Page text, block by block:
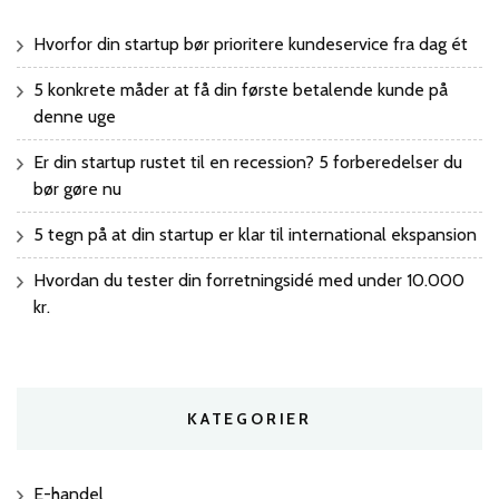
Hvorfor din startup bør prioritere kundeservice fra dag ét
5 konkrete måder at få din første betalende kunde på
denne uge
Er din startup rustet til en recession? 5 forberedelser du
bør gøre nu
5 tegn på at din startup er klar til international ekspansion
Hvordan du tester din forretningsidé med under 10.000
kr.
KATEGORIER
E-handel